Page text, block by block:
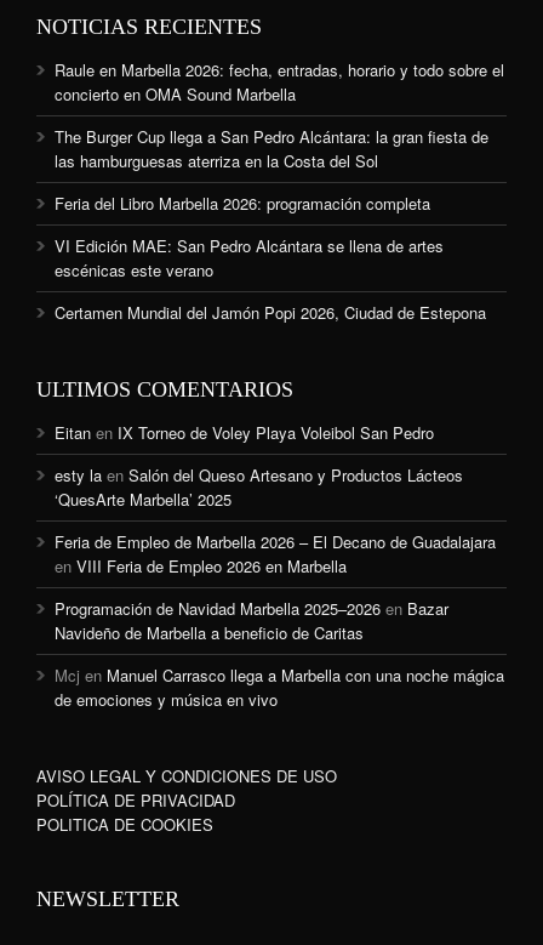
NOTICIAS RECIENTES
Raule en Marbella 2026: fecha, entradas, horario y todo sobre el
concierto en OMA Sound Marbella
The Burger Cup llega a San Pedro Alcántara: la gran fiesta de
las hamburguesas aterriza en la Costa del Sol
Feria del Libro Marbella 2026: programación completa
VI Edición MAE: San Pedro Alcántara se llena de artes
escénicas este verano
Certamen Mundial del Jamón Popi 2026, Ciudad de Estepona
ULTIMOS COMENTARIOS
Eitan en IX Torneo de Voley Playa Voleibol San Pedro
esty la en Salón del Queso Artesano y Productos Lácteos
‘QuesArte Marbella’ 2025
Feria de Empleo de Marbella 2026 – El Decano de Guadalajara
en VIII Feria de Empleo 2026 en Marbella
Programación de Navidad Marbella 2025–2026 en Bazar
Navideño de Marbella a beneficio de Caritas
Mcj en Manuel Carrasco llega a Marbella con una noche mágica
de emociones y música en vivo
AVISO LEGAL Y CONDICIONES DE USO
POLÍTICA DE PRIVACIDAD
POLITICA DE COOKIES
NEWSLETTER